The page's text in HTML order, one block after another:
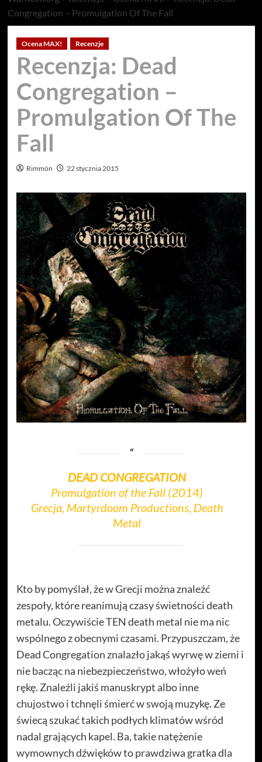
Congregation – Promulgation Of The Fall
Ocena MAX! Recenzje
Recenzja: Dead
Congregation –
Promulgation Of The
Fall
Rimmön 22 stycznia 2015
DEAD CONGREGATION
Promulgation of the Fall (2014)
Grecja, Martyrdoom Productions, Death
Metal
Kto by pomyślał, że w Grecji można znaleźć
zespoły, które reanimują czasy świetności death
metalu. Oczywiście TEN death metal nie ma nic
wspólnego z obecnymi czasami. Przypuszczam, że
Dead Congregation znalazło jakąś wyrwę w ziemi i
nie bacząc na niebezpieczeństwo, włożyło weń
rękę. Znaleźli jakiś manuskrypt albo inne
chujostwo i tchnęli śmierć w swoją muzykę. Ze
świecą szukać takich podłych klimatów wśród
nadal grających kapel. Ba, takie natężenie
wymownych dźwięków to prawdziwa gratka dla